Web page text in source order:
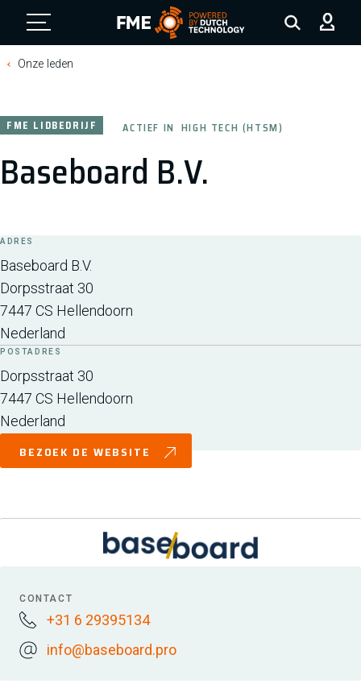
FME Logo, to the homepage
Onze leden
Baseboard B.V.
FME LIDBEDRIJF ACTIEF IN HIGH TECH (HTSM)
ADRES
Baseboard B.V.
Dorpsstraat 30
7447 CS Hellendoorn
Nederland
POSTADRES
Dorpsstraat 30
7447 CS Hellendoorn
Nederland
BEZOEK DE WEBSITE
CONTACT
+31 6 29395134
info@baseboard.pro